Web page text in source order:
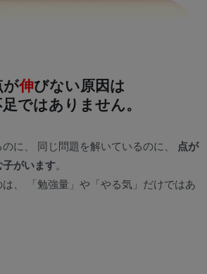
が伸びない原因は
ではありません。
に、 同じ問題を解いているのに、
点が
がいます。
、 「勉強量」や「やる気」だけではあ